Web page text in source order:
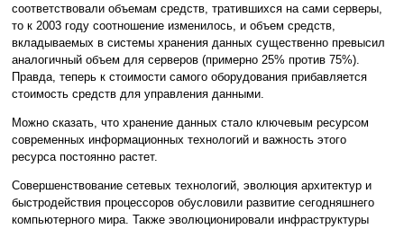
соответствовали объемам средств, тратившихся на сами серверы,
то к 2003 году соотношение изменилось, и объем средств,
вкладываемых в системы хранения данных существенно превысил
аналогичный объем для серверов (примерно 25% против 75%).
Правда, теперь к стоимости самого оборудования прибавляется
стоимость средств для управления данными.
Можно сказать, что хранение данных стало ключевым ресурсом
современных информационных технологий и важность этого
ресурса постоянно растет.
Совершенствование сетевых технологий, эволюция архитектур и
быстродействия процессоров обусловили развитие сегодняшнего
компьютерного мира. Также эволюционировали инфраструктуры